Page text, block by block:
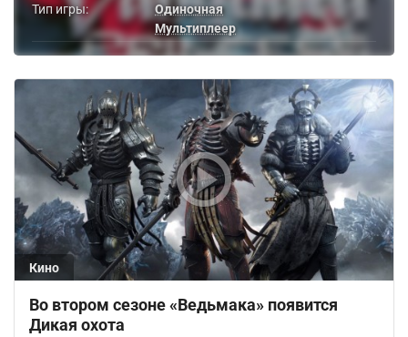
Тип игры:
Одиночная
Мультиплеер
Кино
Во втором сезоне «Ведьмака» появится
Дикая охота